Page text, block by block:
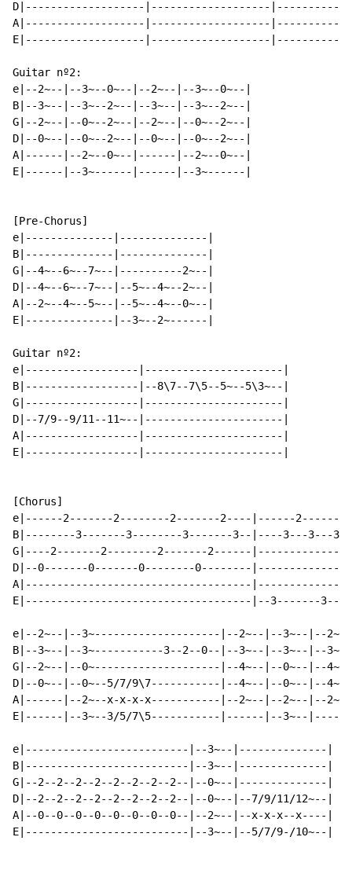
D|-------------------|-------------------
A|-------------------|-------------------
E|-------------------|-------------------
Guitar nº2:
e|--2~--|--3~--0~--|--2~--|--3~--0~--|
B|--3~--|--3~--2~--|--3~--|--3~--2~--|
G|--2~--|--0~--2~--|--2~--|--0~--2~--|
D|--0~--|--0~--2~--|--0~--|--0~--2~--|
A|------|--2~--0~--|------|--2~--0~--|
E|------|--3~------|------|--3~------|
[Pre-Chorus]
e|--------------|--------------|
B|--------------|--------------|
G|--4~--6~--7~--|----------2~--|
D|--4~--6~--7~--|--5~--4~--2~--|
A|--2~--4~--5~--|--5~--4~--0~--|
E|--------------|--3~--2~------|
Guitar nº2:
e|------------------|----------------------|
B|------------------|--8\7--7\5--5~--5\3~--|
G|------------------|----------------------|
D|--7/9--9/11--11~--|----------------------|
A|------------------|----------------------|
E|------------------|----------------------|
[Chorus]
e|------2-------2--------2-------2----|------2-------
B|--------3-------3--------3-------3--|----3---3---
G|----2-------2--------2-------2------
D|--0-------0-------0--------0--------
A|------------------------------------
E|------------------------------------|--3-------
e|--2~--|--3~--------------------|--2~--|--3~--|--2~--
B|--3~--|--3~-----------3--2--0--|--3~--|--3~--|--
G|--2~--|--0~--------------------|--4~--|--0~--|--
D|--0~--|--0~--5/7/9\7-----------|--4~--|--0~--|--
A|------|--2~--x-x-x-x-----------|--2~--|--2~--|--
E|------|--3~--3/5/7\5-----------|------|--3~--
e|--------------------------|--3~--|--------------|
B|--------------------------|--3~--|--------------|
G|--2--2--2--2--2--2--2--2--|--0~--|--------------|
D|--2--2--2--2--2--2--2--2--|--0~--|--7/9/11/12~--|
A|--0--0--0--0--0--0--0--0--|--2~--|--x-x-x--x----|
E|--------------------------|--3~--|--5/7/9-/10~--|